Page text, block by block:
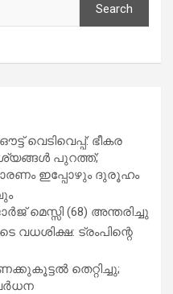
Search
ഭീകര
പുറത്ത്;
ഇപ്പോഴും ദുരൂഹം
മെസ്സി (68) അന്തരിച്ചു
ട്രംപിന്റെ
തെറ്റിച്ചു;